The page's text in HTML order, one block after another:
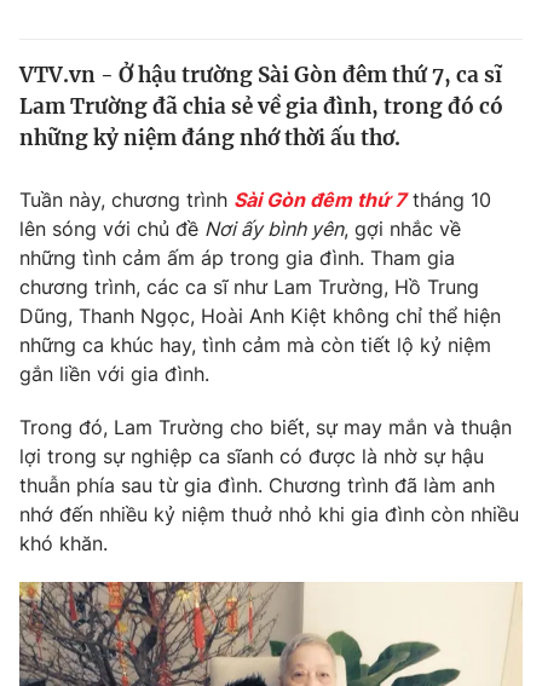
Thế giới
Tin tức
Câu chuyện quốc tế
Kinh tế
Tài chính
Thị trường
Góc doanh nghiệp
Dữ liệu và đời sống
Truyền hình
Phim VTV
Hậu trường
Nhân vật
Khán giả
Giải sao mai
Giải trí
Điện ảnh
Âm nhạc
Sao
Đời sống
Du lịch
Làm đẹp
Chất lượng cuộc sống
Giáo dục
Tuyển sinh
Học trực tuyến
Hitech Công nghệ tương lai
Sản phẩm
Giao lưu trực tuyến
VTV.vn - Ở hậu trường Sài Gòn đêm thứ 7, ca sĩ
Lam Trường đã chia sẻ về gia đình, trong đó có
những kỷ niệm đáng nhớ thời ấu thơ.
Tuần này, chương trình Sài Gòn đêm thứ 7tháng 10
lên sóng với chủ đề Nơi ấy bình yên, gợi nhắc về
những tình cảm ấm áp trong gia đình. Tham gia
chương trình, các ca sĩ như Lam Trường, Hồ Trung
Dũng, Thanh Ngọc, Hoài Anh Kiệt không chỉ thể hiện
những ca khúc hay, tình cảm mà còn tiết lộ kỷ niệm
gắn liền với gia đình.
Trong đó, Lam Trường cho biết, sự may mắn và thuận
lợi trong sự nghiệp ca sĩanh có được là nhờ sự hậu
thuẫn phía sau từ gia đình. Chương trình đã làm anh
nhớ đến nhiều kỷ niệm thuở nhỏ khi gia đình còn nhiều
khó khăn.